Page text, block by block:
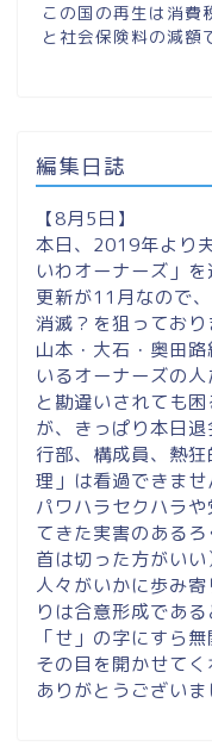
この国の再生は消費
と社会保険料の減額
編集日誌
【8月5日】
本日、2019年より
いわオーナーズ」
更新が11月なので
消滅？を狙ってお
山本・大石・奥田
いるオーナーズの人
と勘違いされても
が、きっぱり本日
行部、構成員、熱
理」は看過できま
パワハラセクハラ
てきた実害のある
首は切った方がい
人々がいかに歩み
りは合意形成であ
「せ」の字にすら
その目を開かせてく
ありがとうございま